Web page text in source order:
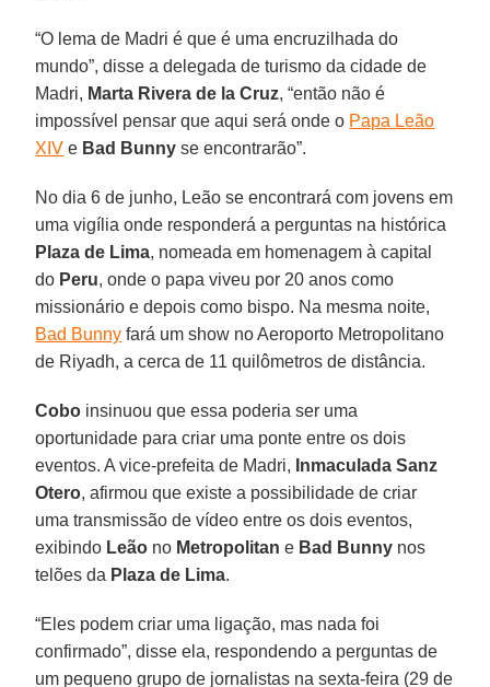
“O lema de Madri é que é uma encruzilhada do
mundo”, disse a delegada de turismo da cidade de
Madri, Marta Rivera de la Cruz, “então não é
impossível pensar que aqui será onde o Papa Leão
XIV e Bad Bunny se encontrarão”.
No dia 6 de junho, Leão se encontrará com jovens em
uma vigília onde responderá a perguntas na histórica
Plaza de Lima, nomeada em homenagem à capital
do Peru, onde o papa viveu por 20 anos como
missionário e depois como bispo. Na mesma noite,
Bad Bunny fará um show no Aeroporto Metropolitano
de Riyadh, a cerca de 11 quilômetros de distância.
Cobo insinuou que essa poderia ser uma
oportunidade para criar uma ponte entre os dois
eventos. A vice-prefeita de Madri, Inmaculada Sanz
Otero, afirmou que existe a possibilidade de criar
uma transmissão de vídeo entre os dois eventos,
exibindo Leão no Metropolitan e Bad Bunny nos
telões da Plaza de Lima.
“Eles podem criar uma ligação, mas nada foi
confirmado”, disse ela, respondendo a perguntas de
um pequeno grupo de jornalistas na sexta-feira (29 de